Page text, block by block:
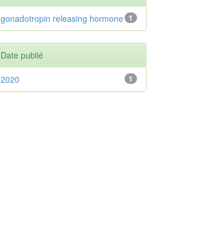
1
gonadotropin releasing hormone
Date publié
1
2020